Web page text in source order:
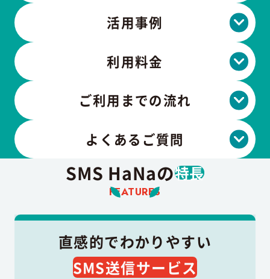
活用事例
利用料金
ご利用までの流れ
よくあるご質問
SMS HaNaの特長
FEATURES
直感的でわかりやすい
SMS送信サービス